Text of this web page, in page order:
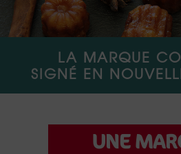
LA MARQUE
SIGNÉ EN
UNE